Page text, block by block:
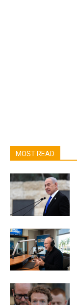
MOST READ